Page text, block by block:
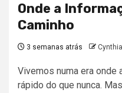
Onde a
Caminho
3 semanas atrás
Vivemos numa era onde
rápido do que nunca.